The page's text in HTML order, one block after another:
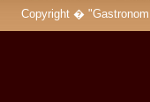
Copyright �